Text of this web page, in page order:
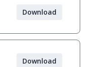
Download
Download